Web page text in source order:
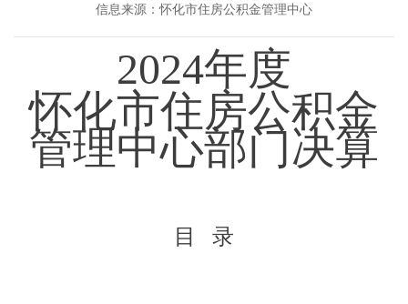
信息来源：怀化市住房公积金管理中心
2024年度
怀化市住房公积金
管理中心部门决算
目 录